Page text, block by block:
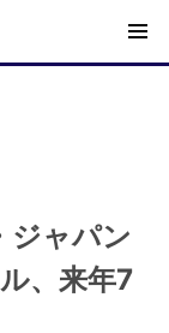
ジャパン
、来年7